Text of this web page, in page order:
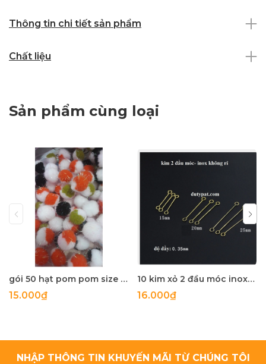
Thông tin chi tiết sản phẩm
Chất liệu
Sản phẩm cùng loại
gói 50 hạt pom pom size 20mm có sợi kim tuyến nhiều màu
15.000₫
10 kim xỏ 2 đầu móc inox không rỉ loại mỏng làm hoa tai
16.000₫
NHẬP THÔNG TIN KHUYẾN MÃI TỪ CHÚNG TÔI